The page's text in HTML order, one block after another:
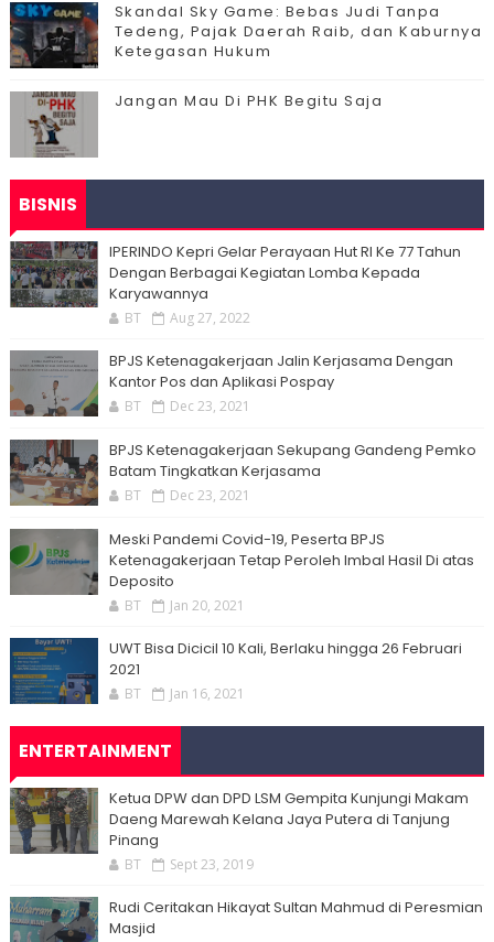
Skandal Sky Game: Bebas Judi Tanpa
Tedeng, Pajak Daerah Raib, dan Kaburnya
Ketegasan Hukum
Jangan Mau Di PHK Begitu Saja
BISNIS
IPERINDO Kepri Gelar Perayaan Hut RI Ke 77 Tahun
Dengan Berbagai Kegiatan Lomba Kepada
Karyawannya
BT Aug 27, 2022
BPJS Ketenagakerjaan Jalin Kerjasama Dengan
Kantor Pos dan Aplikasi Pospay
BT Dec 23, 2021
BPJS Ketenagakerjaan Sekupang Gandeng Pemko
Batam Tingkatkan Kerjasama
BT Dec 23, 2021
Meski Pandemi Covid-19, Peserta BPJS
Ketenagakerjaan Tetap Peroleh Imbal Hasil Di atas
Deposito
BT Jan 20, 2021
UWT Bisa Dicicil 10 Kali, Berlaku hingga 26 Februari
2021
BT Jan 16, 2021
ENTERTAINMENT
Ketua DPW dan DPD LSM Gempita Kunjungi Makam
Daeng Marewah Kelana Jaya Putera di Tanjung
Pinang
BT Sept 23, 2019
Rudi Ceritakan Hikayat Sultan Mahmud di Peresmian
Masjid